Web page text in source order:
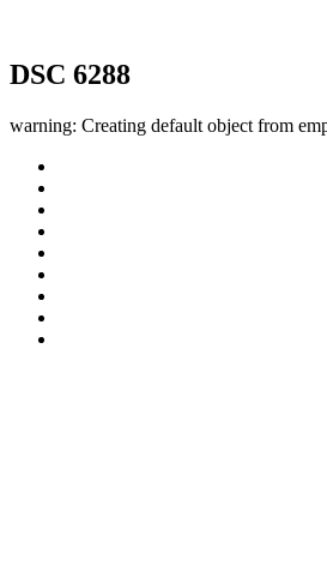
DSC 6288
warning: Creating default object from